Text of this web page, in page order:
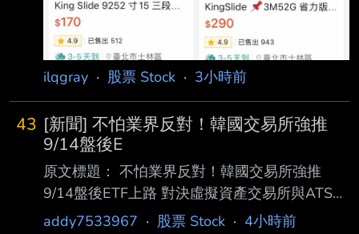
ilqgray · 股票 Stock · 3小時前
43 [新聞] 不怕業界反對！韓國交易所強推
9/14盤後E
原文標題： 不怕業界反對！韓國交易所強推
9/14盤後ETF上路 對決虛擬資產交易所與ATS
原文連結：
addy7533967 · 股票 Stock · 4小時前